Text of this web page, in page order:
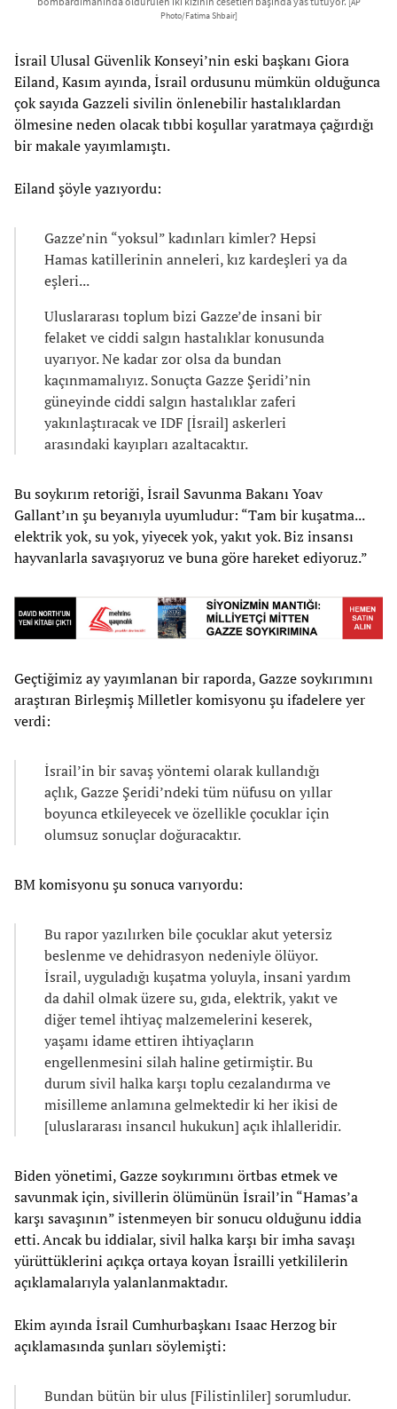
[AP
Photo/Fatima Shbair]
İsrail Ulusal Güvenlik Konseyi’nin eski başkanı Giora
Eiland, Kasım ayında, İsrail ordusunu mümkün olduğunca
çok sayıda Gazzeli sivilin önlenebilir hastalıklardan
ölmesine neden olacak tıbbi koşullar yaratmaya çağırdığı
bir makale yayımlamıştı.
Eiland şöyle yazıyordu:
Gazze’nin “yoksul” kadınları kimler? Hepsi
Hamas katillerinin anneleri, kız kardeşleri ya da
eşleri...
Uluslararası toplum bizi Gazze’de insani bir
felaket ve ciddi salgın hastalıklar konusunda
uyarıyor. Ne kadar zor olsa da bundan
kaçınmamalıyız. Sonuçta Gazze Şeridi’nin
güneyinde ciddi salgın hastalıklar zaferi
yakınlaştıracak ve IDF [İsrail] askerleri
arasındaki kayıpları azaltacaktır.
Bu soykırım retoriği, İsrail Savunma Bakanı Yoav
Gallant’ın şu beyanıyla uyumludur: “Tam bir kuşatma...
elektrik yok, su yok, yiyecek yok, yakıt yok. Biz insansı
hayvanlarla savaşıyoruz ve buna göre hareket ediyoruz.”
Geçtiğimiz ay yayımlanan bir raporda, Gazze soykırımını
araştıran Birleşmiş Milletler komisyonu şu ifadelere yer
verdi:
İsrail’in bir savaş yöntemi olarak kullandığı
açlık, Gazze Şeridi’ndeki tüm nüfusu on yıllar
boyunca etkileyecek ve özellikle çocuklar için
olumsuz sonuçlar doğuracaktır.
BM komisyonu şu sonuca varıyordu:
Bu rapor yazılırken bile çocuklar akut yetersiz
beslenme ve dehidrasyon nedeniyle ölüyor.
İsrail, uyguladığı kuşatma yoluyla, insani yardım
da dahil olmak üzere su, gıda, elektrik, yakıt ve
diğer temel ihtiyaç malzemelerini keserek,
yaşamı idame ettiren ihtiyaçların
engellenmesini silah haline getirmiştir. Bu
durum sivil halka karşı toplu cezalandırma ve
misilleme anlamına gelmektedir ki her ikisi de
[uluslararası insancıl hukukun] açık ihlalleridir.
Biden yönetimi, Gazze soykırımını örtbas etmek ve
savunmak için, sivillerin ölümünün İsrail’in “Hamas’a
karşı savaşının” istenmeyen bir sonucu olduğunu iddia
etti. Ancak bu iddialar, sivil halka karşı bir imha savaşı
yürüttüklerini açıkça ortaya koyan İsrailli yetkililerin
açıklamalarıyla yalanlanmaktadır.
Ekim ayında İsrail Cumhurbaşkanı Isaac Herzog bir
açıklamasında şunları söylemişti:
Bundan bütün bir ulus [Filistinliler] sorumludur.